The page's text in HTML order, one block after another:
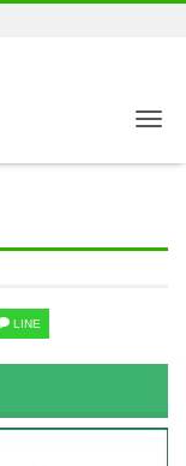
LINE